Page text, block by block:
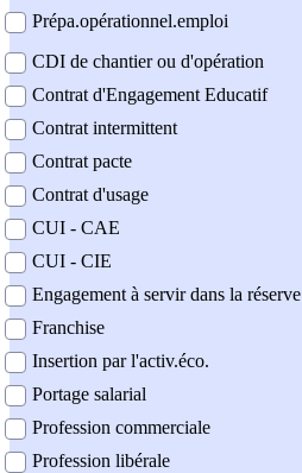
Prépa.opérationnel.emploi
CDI de chantier ou d'opération
Contrat d'Engagement Educatif
Contrat intermittent
Contrat pacte
Contrat d'usage
CUI - CAE
CUI - CIE
Engagement à servir dans la réserve
Franchise
Insertion par l'activ.éco.
Portage salarial
Profession commerciale
Profession libérale